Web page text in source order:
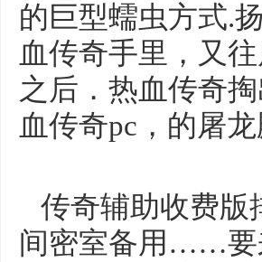
的巨型蠕虫方式.
血传奇手里，又
之后．热血传奇
血传奇pc，的屠
传奇辅助收费版
间密室备用……要